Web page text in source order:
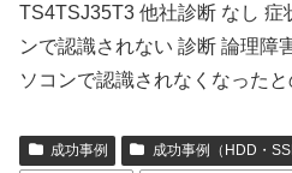
TS4TSJ35T3 他社診断 なし 症
ンで認識されない 診断 論理障
ソコンで認識されなくなった
成功事例 成功事例（HDD・